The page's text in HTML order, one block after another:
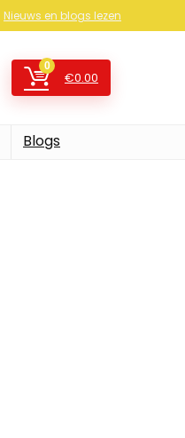
Nieuws en blogs lezen
0
€0.00
Blogs